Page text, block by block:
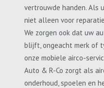
vertrouwde handen. Als
niet alleen voor
We zorgen ook dat uw
blijft, ongeacht merk of
onze mobiele airco-
Auto & R-Co zorgt als
onderhoud, spoelen en